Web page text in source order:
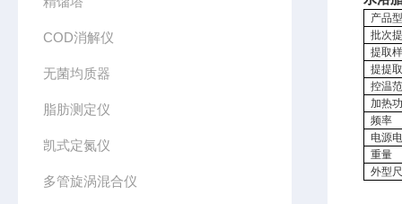
COD消解仪
无菌均质器
脂肪测定仪
凯式定氮仪
多管旋涡混合仪
产品
批次
提取
提提
控温
加热
频率
电源
重量
外型